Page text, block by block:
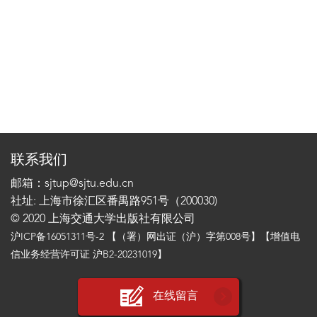
联系我们
邮箱：sjtup@sjtu.edu.cn
社址: 上海市徐汇区番禺路951号（200030)
© 2020 上海交通大学出版社有限公司
沪ICP备16051311号-2 【（署）网出证（沪）字第008号】【增值电
信业务经营许可证 沪B2-20231019】
在线留言